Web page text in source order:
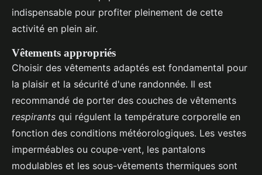
indispensable pour profiter pleinement de cette
activité en plein air.
Vêtements appropriés
Choisir des vêtements adaptés est fondamental pour
la plaisir et la sécurité d'une randonnée. Il est
recommandé de porter des couches de vêtements
respirants qui régulent la température corporelle en
fonction des conditions météorologiques. Les vestes
imperméables ou coupe-vent, les pantalons
modulables et les sous-vêtements thermiques sont